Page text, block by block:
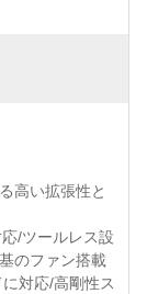
高い拡張性と
/ツールレス設
のファン搭載
対応/高剛性ス